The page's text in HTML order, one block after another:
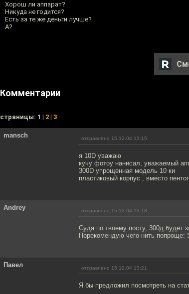
Хорош ли аппарат?
Никуда не годится?
Есть за те же деньги лучше?
А?
Комментарии
cтраницы: 1 | 2 | 3
mansch отправлено 15.12.04 13:15
я 10D уважаю
кучу фотоу нанисал, уважаемый
300D упрощенная модель 10 ки
пластиковый корпус , вместо
Andrey отправлено 15.12.04 13:18
Судя по твоему посту, 300д будет
Порекомендую чего-нить попроще:
Павел отправлено 15.12.04 13:21
Я бы предложил посмотреть на